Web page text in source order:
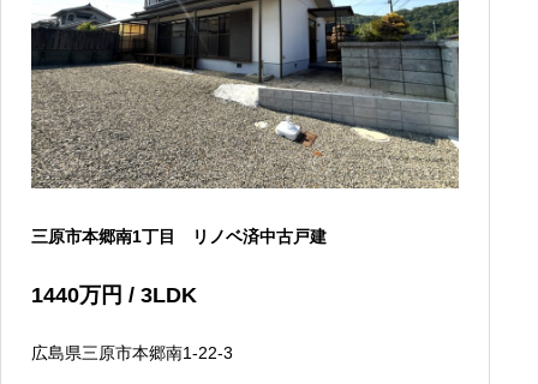
三原市本郷南1丁目 リノベ済中古戸建
1440万円 / 3LDK
広島県三原市本郷南1-22-3